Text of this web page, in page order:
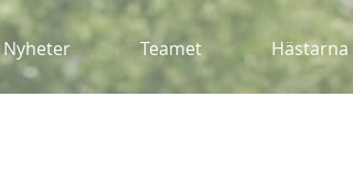
Nyheter Teamet Hästarna